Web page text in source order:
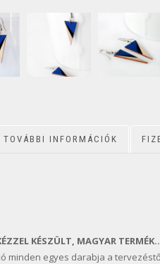
TOVÁBBI INFORMÁCIÓK
KÉSZÜLT, MAGYAR
minden egyes darabja a